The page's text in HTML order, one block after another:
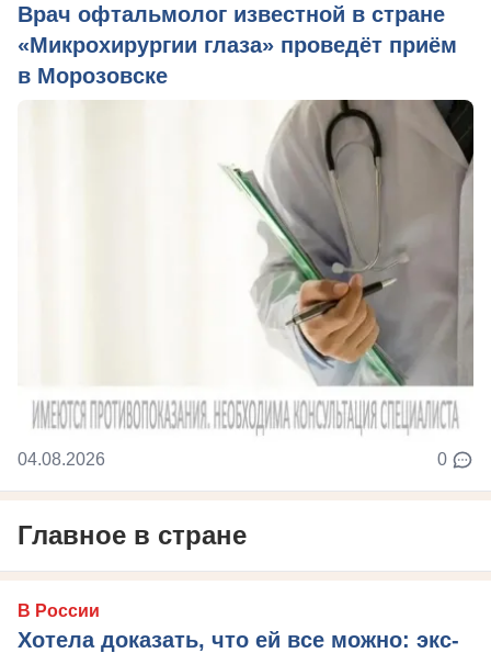
Врач офтальмолог известной в стране
«Микрохирургии глаза» проведёт приём
в Морозовске
04.08.2026 0
Главное в стране
В России
Хотела доказать, что ей все можно: экс-